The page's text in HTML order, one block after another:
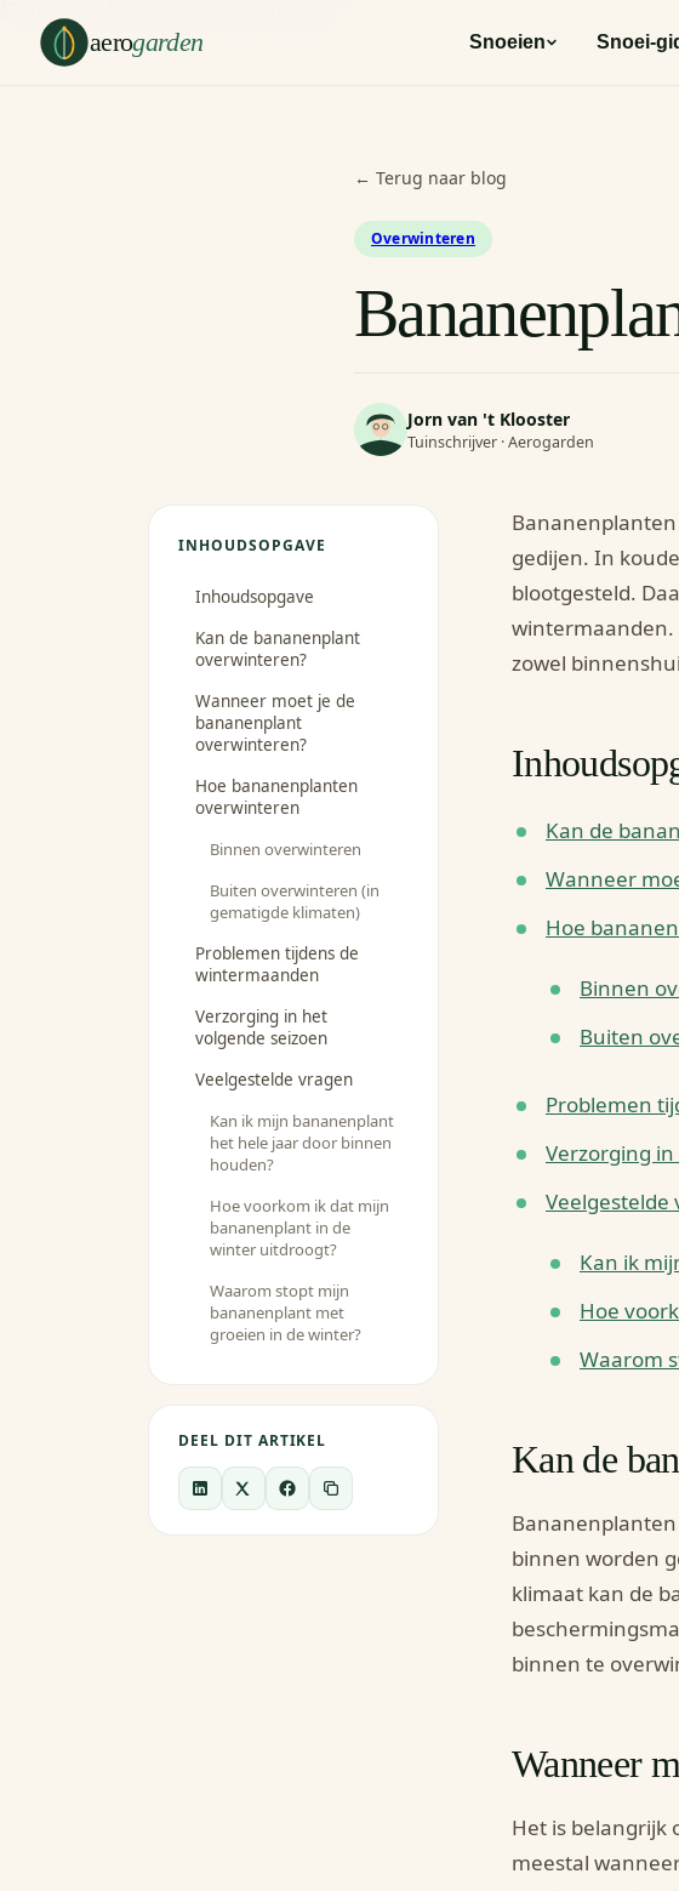
aerogarden Snoeien Snoei-
← Terug naar blog
Overwinteren
Jorn van 't Klooster
Tuinschrijver · Aerogarden
INHOUDSOPGAVE
Inhoudsopgave
Kan de bananenplant
overwinteren?
Wanneer moet je de
bananenplant
overwinteren?
Hoe bananenplanten
overwinteren
Binnen overwinteren
Buiten overwinteren (in
gematigde klimaten)
Problemen tijdens de
wintermaanden
Verzorging in het
volgende seizoen
Veelgestelde vragen
Kan ik mijn bananenplant
het hele jaar door binnen
houden?
Hoe voorkom ik dat mijn
bananenplant in de
winter uitdroogt?
Waarom stopt mijn
bananenplant met
groeien in de winter?
DEEL DIT ARTIKEL
gedijen. In
blootgesteld.
wintermaanden.
zowel
Kan de
Wanneer
Hoe
Binnen
Buiten
Problemen
Verzorging
Veelgestelde
Kan ik
Hoe
Waarom
Kan de
binnen worden
klimaat kan de
binnen te
Wanneer
Het is belangrijk
meestal